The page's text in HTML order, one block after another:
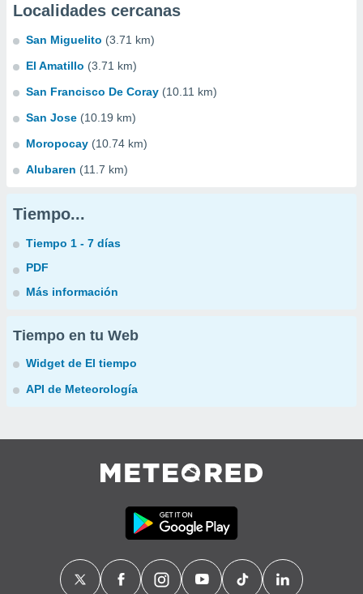
Localidades cercanas
San Miguelito (3.71 km)
El Amatillo (3.71 km)
San Francisco De Coray (10.11 km)
San Jose (10.19 km)
Moropocay (10.74 km)
Alubaren (11.7 km)
Tiempo...
Tiempo 1 - 7 días
PDF
Más información
Tiempo en tu Web
Widget de El tiempo
API de Meteorología